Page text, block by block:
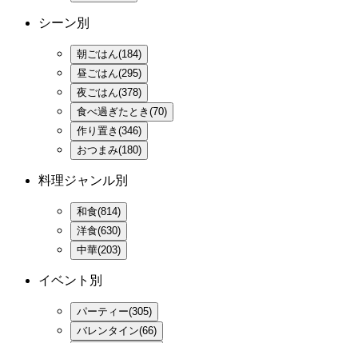
シーン別
朝ごはん(184)
昼ごはん(295)
夜ごはん(378)
食べ過ぎたとき(70)
作り置き(346)
おつまみ(180)
料理ジャンル別
和食(814)
洋食(630)
中華(203)
イベント別
パーティー(305)
バレンタイン(66)